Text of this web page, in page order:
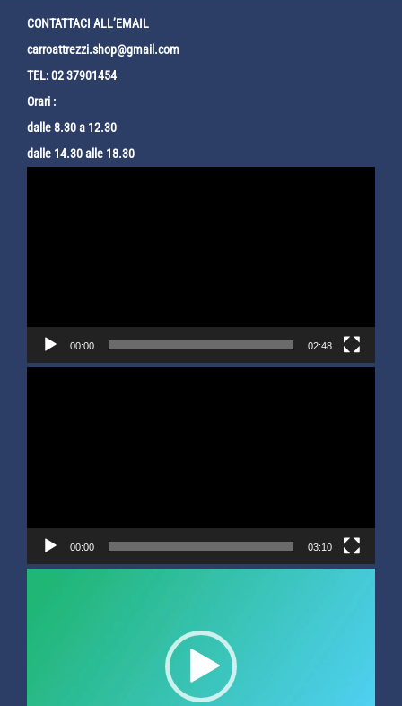
CONTATTACI ALL’EMAIL
carroattrezzi.shop@gmail.com
TEL: 02 37901454
Orari :
dalle 8.30 a 12.30
dalle 14.30 alle 18.30
00:00 02:48
00:00 03:10